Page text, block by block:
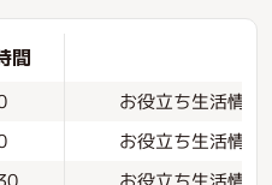
間
お役立ち生活情報
お役立ち生活情報